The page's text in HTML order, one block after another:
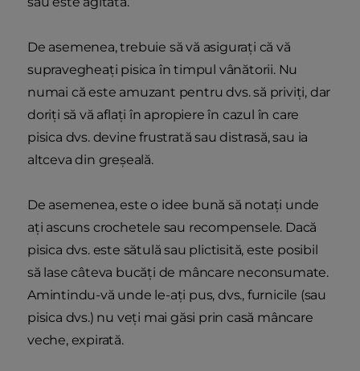
De asemenea, trebuie să vă asigurați că vă
supravegheați pisica în timpul vânătorii. Nu
numai că este amuzant pentru dvs. să priviți, dar
doriți să vă aflați în apropiere în cazul în care
pisica dvs. devine frustrată sau distrasă, sau ia
altceva din greșeală.
De asemenea, este o idee bună să notați unde
ați ascuns crochetele sau recompensele. Dacă
pisica dvs. este sătulă sau plictisită, este posibil
să lase câteva bucăți de mâncare neconsumate.
Amintindu-vă unde le-ați pus, dvs., furnicile (sau
pisica dvs.) nu veți mai găsi prin casă mâncare
veche, expirată.